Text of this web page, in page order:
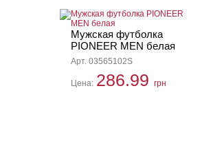
Мужская футболка
PIONEER MEN белая
Арт. 03565102S
Цена: 286.99 грн